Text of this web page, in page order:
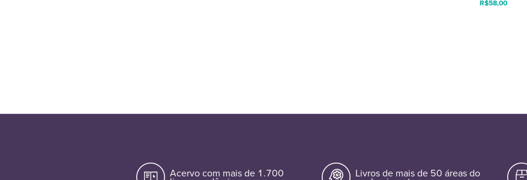
R$58,00
Acervo com mais de 1.700 Livros de mais de 50 áreas do